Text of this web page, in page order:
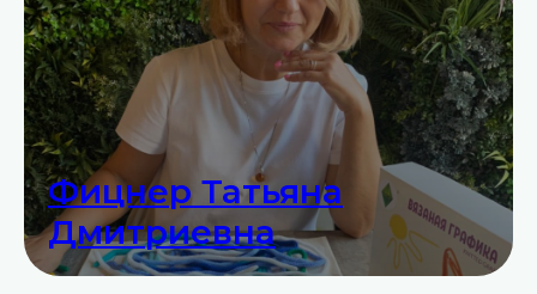
Фицнер Татьяна
Дмитриевна